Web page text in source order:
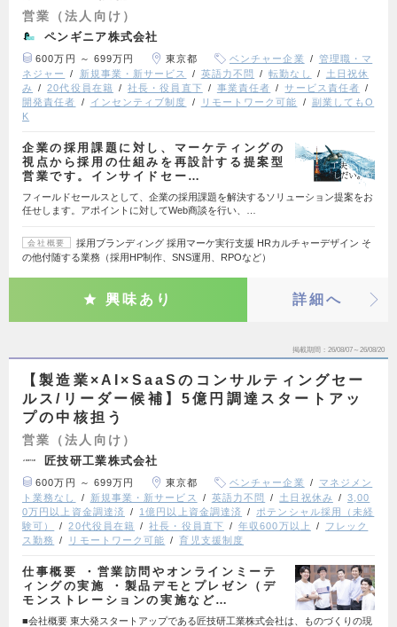
営業（法人向け）
ペンギニア株式会社
600万円 ～ 699万円 東京都 ベンチャー企業
管理職・マ
ネジャー
新規事業・新サービス 英語力不問 転勤なし
土日祝休
み
20代役員在籍 社長・役員直下 事業責任者
サービス責任者
開発責任者
インセンティブ制度 リモートワーク可能
副業してもO
K
企業の採用課題に対し、マーケティングの
視点から採用の仕組みを再設計する提案型
営業です。インサイドセー…
フィールドセールスとして、企業の採用課題を解決するソリューション提案をお
任せします。アポイントに対してWeb商談を行い、…
会社概要
採用ブランディング 採用マーケ実行支援 HRカルチャーデザイン そ
の他付随する業務（採用HP制作、SNS運用、RPOなど）
興味あり 詳細へ
掲載期間 26/08/07～26/08/20
【製造業×AI×SaaSのコンサルティングセー
ルス/リーダー候補】5億円調達スタートアッ
プの中核担う
営業（法人向け）
匠技研工業株式会社
600万円 ～ 699万円 東京都 ベンチャー企業
マネジメン
ト業務なし
新規事業・新サービス 英語力不問 土日祝休み
3,00
0万円以上資金調達済
1億円以上資金調達済
ポテンシャル採用（未経
験可）
20代役員在籍 社長・役員直下 年収600万以上
フレック
ス勤務
リモートワーク可能 育児支援制度
仕事概要 ・営業訪問やオンラインミーテ
ィングの実施 ・製品デモとプレゼン（デ
モンストレーションの実施など…
■会社概要 東⼤発スタートアップである匠技研⼯業株式会社は、ものづくりの現